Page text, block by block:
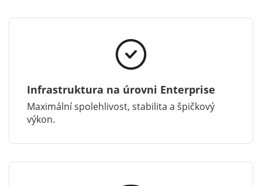
Infrastruktura na úrovni Enterprise
Maximální spolehlivost, stabilita a špičkový
výkon.